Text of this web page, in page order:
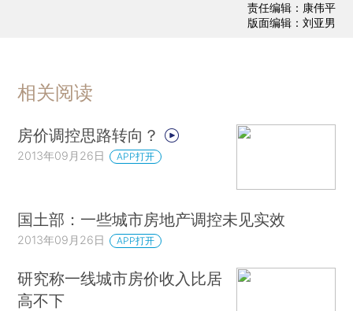
责任编辑：康伟平
版面编辑：刘亚男
相关阅读
房价调控思路转向？
2013年09月26日 APP打开
国土部：一些城市房地产调控未见实效
2013年09月26日 APP打开
研究称一线城市房价收入比居
高不下